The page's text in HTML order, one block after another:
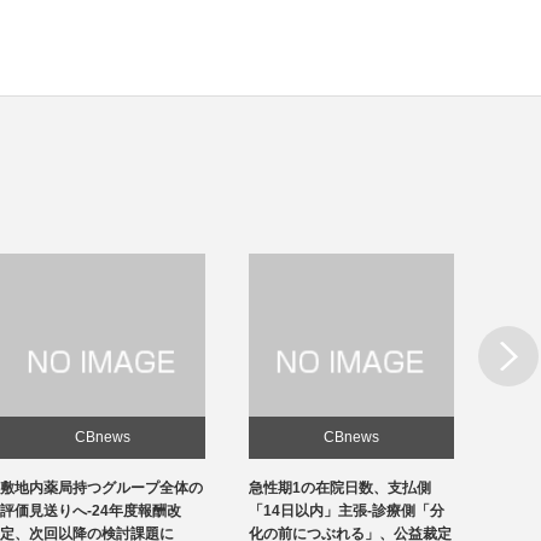
CBnews
急性期1の在院日数、支払側
「14日以内」主張-診療側「分
化の前につぶれる」、公益裁定
CBnews
東京の定点医療機関当たりのコ
ロナ患者、4カ月半ぶりに10人
超
Next